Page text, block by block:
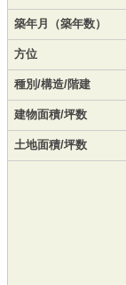
築年月（築年数）
方位
種別/構造/階建
建物面積/坪数
土地面積/坪数